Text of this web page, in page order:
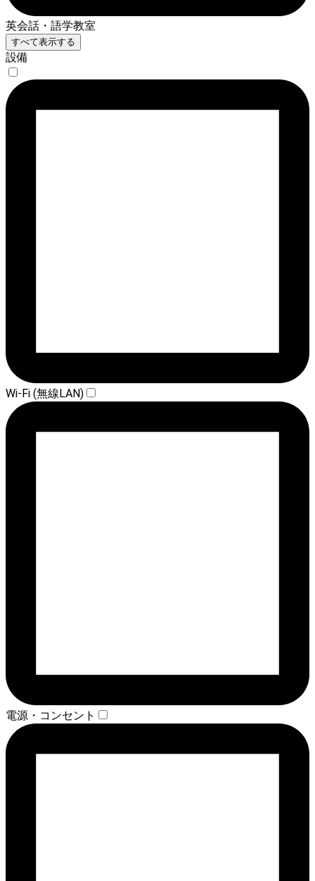
英会話・語学教室
すべて表示する
設備
Wi-Fi (無線LAN)
電源・コンセント